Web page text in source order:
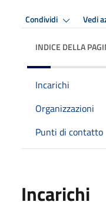
Condividi Vedi
INDICE DELLA
Incarichi
Organizzazioni
Punti di contatto
Incarichi